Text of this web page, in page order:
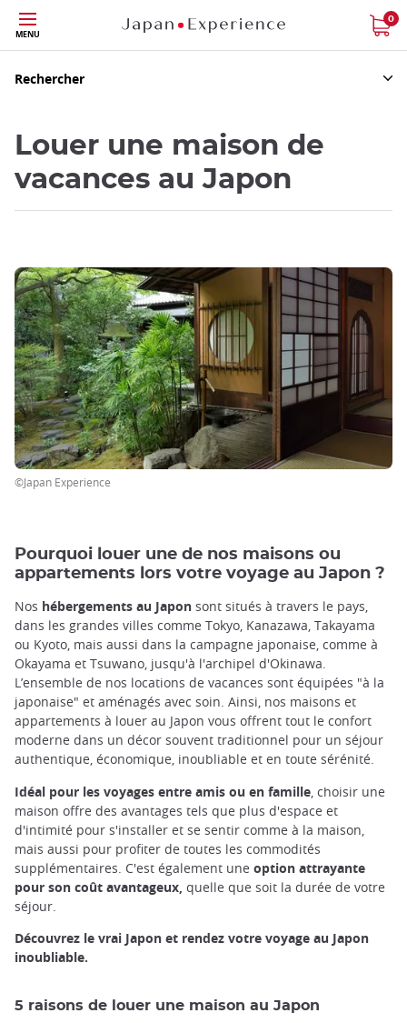
Skip
to
main
content
MENU
0
Rechercher
Louer une maison de
vacances au Japon
©Japan Experience
Pourquoi louer une de nos maisons ou
appartements lors votre voyage au Japon ?
Nos hébergements au Japon sont situés à travers le pays,
dans les grandes villes comme Tokyo, Kanazawa, Takayama
ou Kyoto, mais aussi dans la campagne japonaise, comme à
Okayama et Tsuwano, jusqu'à l'archipel d'Okinawa.
L’ensemble de nos locations de vacances sont équipées "à la
japonaise" et aménagés avec soin. Ainsi, nos maisons et
appartements à louer au Japon vous offrent tout le confort
moderne dans un décor souvent traditionnel pour un séjour
authentique, économique, inoubliable et en toute sérénité.
Idéal pour les voyages entre amis ou en famille , choisir une
maison offre des avantages tels que plus d'espace et
d'intimité pour s'installer et se sentir comme à la maison,
mais aussi pour profiter de toutes les commodités
supplémentaires. C'est également une option attrayante
pour son coût avantageux, quelle que soit la durée de votre
séjour.
Découvrez le vrai Japon et rendez votre voyage au Japon
inoubliable.
5 raisons de louer une maison au Japon